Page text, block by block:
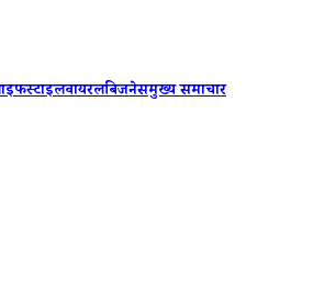
वायरलबिजनेसमुख्य समाचार